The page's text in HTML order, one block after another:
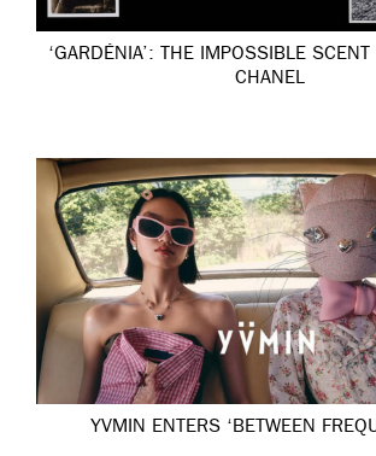
‘GARDÉNIA’: THE IMPOSSIBLE
CHANEL
YVMIN ENTERS ‘BETWEEN